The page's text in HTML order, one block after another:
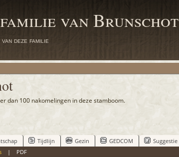
van Brunschot
deze familie
dan 100 nakomelingen in deze stamboom.
Tijdlijn Gezin GEDCOM
Suggestie
| PDF